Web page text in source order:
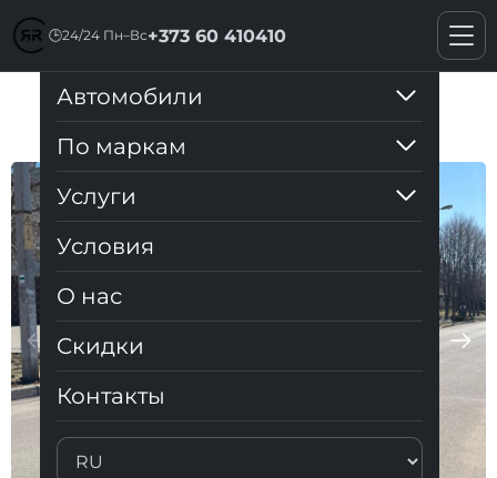
🕒24/24 Пн–Вс+373 60 410410
Автомобили
По маркам
Услуги
Условия
О нас
Cкидки
Контакты
Mercedes GLB